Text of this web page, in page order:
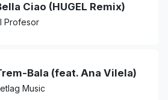
Ciao (HUGEL Remix)
Profesor
Bala (feat. Ana Vilela)
Music